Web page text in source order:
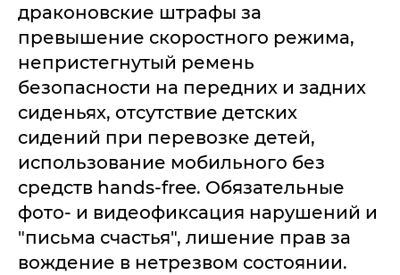
драконовские штрафы за
превышение скоростного режима,
непристегнутый ремень
безопасности на передних и задних
сиденьях, отсутствие детских
сидений при перевозке детей,
использование мобильного без
средств hands-free. Обязательные
фото- и видеофиксация нарушений и
"письма счастья", лишение прав за
вождение в нетрезвом состоянии.